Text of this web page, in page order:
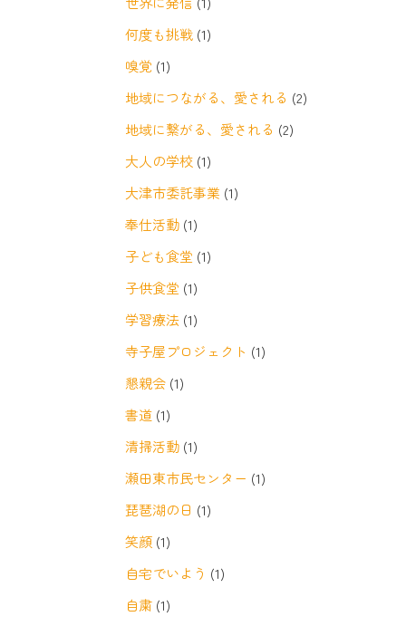
何度も挑戦 (1)
嗅覚 (1)
地域につながる、愛される (2)
地域に繋がる、愛される (2)
大人の学校 (1)
大津市委託事業 (1)
奉仕活動 (1)
子ども食堂 (1)
子供食堂 (1)
学習療法 (1)
寺子屋プロジェクト (1)
懇親会 (1)
書道 (1)
清掃活動 (1)
瀬田東市民センター (1)
琵琶湖の日 (1)
笑顔 (1)
自宅でいよう (1)
自粛 (1)